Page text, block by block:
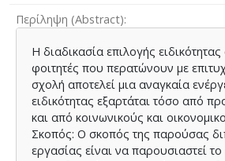
Περίληψη (Abstract)
Η διαδικασία επιλογής
φοιτητές που περατώνουν με
σχολή αποτελεί μια αναγκαία
ειδικότητας εξαρτάται τόσο από
και από κοινωνικούς και
Σκοπός: Ο σκοπός της παρούσας
εργασίας είναι να παρουσιαστεί